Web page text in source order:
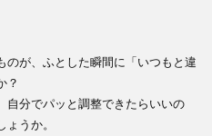
お
役
ン
テ
毎
日
のが、ふとした瞬間に「いつもと違
？
自分でパッと調整できたらいいの
うか。